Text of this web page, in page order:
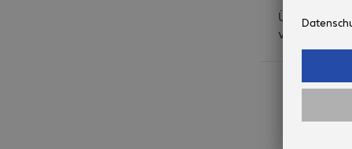
Über 100
verfügbar